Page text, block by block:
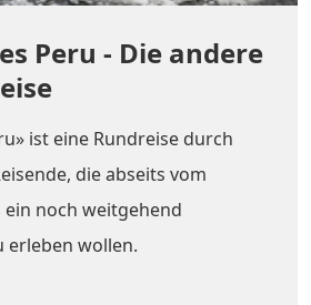
Peru - Die andere
ist eine Rundreise durch
die abseits vom
noch weitgehend
erleben wollen.